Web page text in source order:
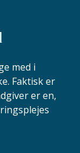
med i
Faktisk er
er en,